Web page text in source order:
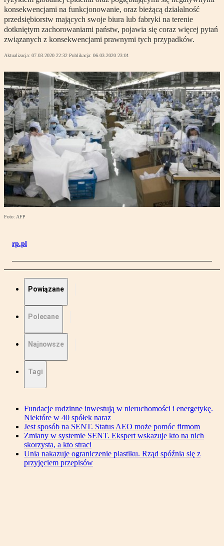
konsekwencjami na funkcjonowanie, oraz bieżącą działalność
przedsiębiorstw mających swoje biura lub fabryki na terenie
dotkniętym zachorowaniami państw, pojawia się coraz więcej pytań
związanych z konsekwencjami prawnymi tych przypadków.
Aktualizacja: 07.03.2020 22:32 Publikacja: 06.03.2020 23:01
Foto: AFP
rp.pl
Powiązane
Polecane
Najnowsze
Tagi
Fundacje rodzinne inwestują w nieruchomości i energetykę.
Niektóre w 40 spółek naraz
Jest sposób na SENT. Status AEO może pomóc firmom
Zmiany w systemie SENT. Ekspert wskazuje kto na nich
skorzysta, a kto straci
Unia nakazuje ograniczenie plastiku. Rząd spóźnia się z
przyjęciem przepisów